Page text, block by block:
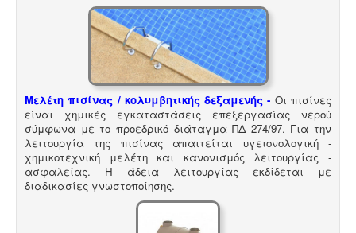
Ανελκυστήρες προσώπων - .Η λειτουργία παλιών
ανελκυστήρων χωρίς στοιχεία νομιμότητας
επιτρέπεται μετά από σύνταξη μελέτης - σχεδιων
ανελκυστήρα, συντήρησης, πιστοποίησης και έκδοσης
βεβαίωσης καταχώρησης στην αρμόδια υπηρεσία.
Μελέτη πισίνας / κολυμβητικής δεξαμενής - Οι πισίνες
είναι χημικές εγκαταστάσεις επεξεργασίας νερού
σύμφωνα με το προεδρικό διάταγμα ΠΔ 274/97. Για την
λειτουργία της πισίνας απαιτείται υγειονολογική -
χημικοτεχνική μελέτη και κανονισμός λειτουργίας -
ασφαλείας. Η άδεια λειτουργίας εκδίδεται με
διαδικασίες γνωστοποίησης.